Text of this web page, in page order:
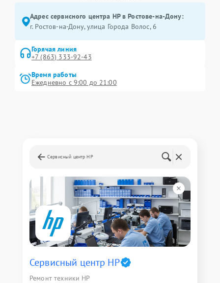
Адрес сервисного центра HP в Ростове-на-Дону:
г. Ростов-на-Дону, улица Города Волос, 6
Горячая линия
+7 (863) 333-92-43
Время работы
Ежедневно с 9:00 до 21:00
Сервисный центр HP
Сервисный центр HP
Ремонт техники HP